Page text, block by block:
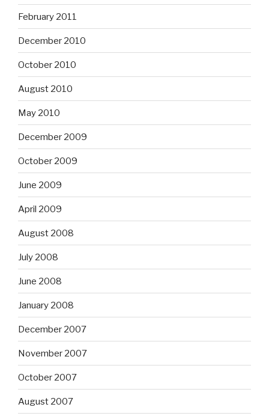
February 2011
December 2010
October 2010
August 2010
May 2010
December 2009
October 2009
June 2009
April 2009
August 2008
July 2008
June 2008
January 2008
December 2007
November 2007
October 2007
August 2007